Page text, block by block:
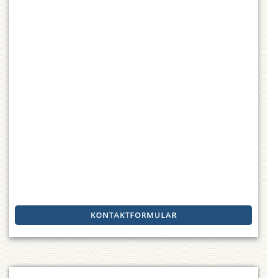
KONTAKTFORMULAR